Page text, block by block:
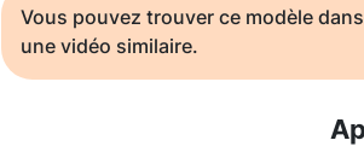
Vous pouvez trouver ce modèle dans
une vidéo similaire.